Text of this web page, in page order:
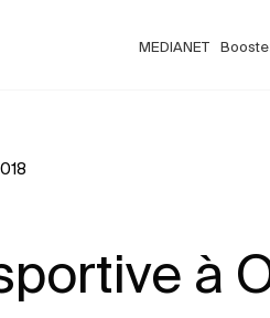
MEDIANET
à